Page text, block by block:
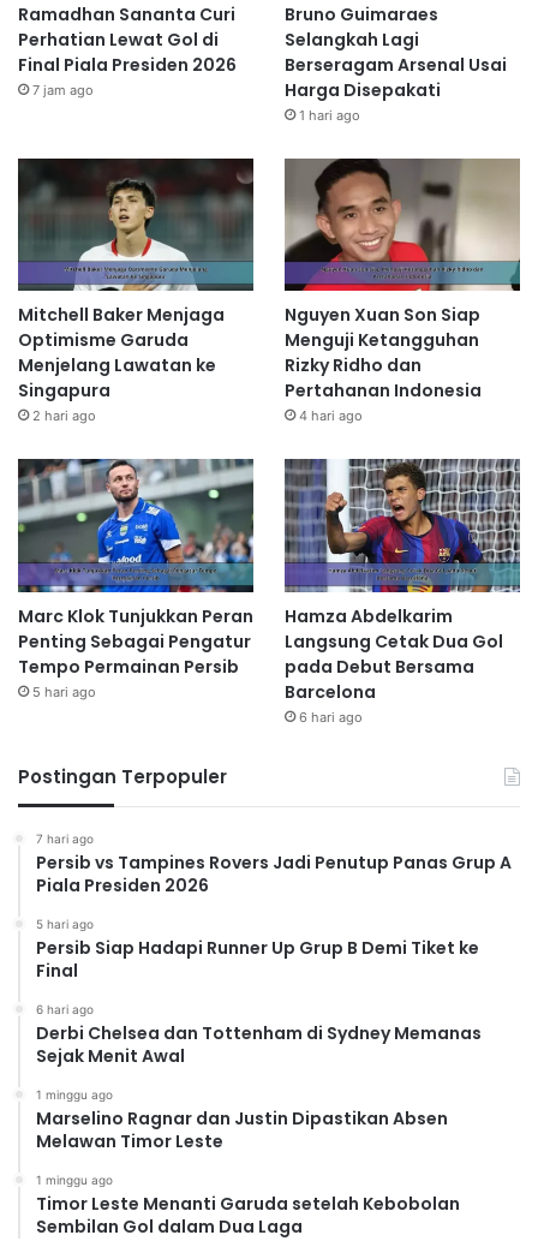
Ramadhan Sananta Curi
Perhatian Lewat Gol di
Final Piala Presiden 2026
7 jam ago
Bruno Guimaraes
Selangkah Lagi
Berseragam Arsenal Usai
Harga Disepakati
1 hari ago
Mitchell Baker Menjaga
Optimisme Garuda
Menjelang Lawatan ke
Singapura
2 hari ago
Nguyen Xuan Son Siap
Menguji Ketangguhan
Rizky Ridho dan
Pertahanan Indonesia
4 hari ago
Marc Klok Tunjukkan Peran
Penting Sebagai Pengatur
Tempo Permainan Persib
5 hari ago
Hamza Abdelkarim
Langsung Cetak Dua Gol
pada Debut Bersama
Barcelona
6 hari ago
Postingan Terpopuler
7 hari ago
Persib vs Tampines Rovers Jadi Penutup Panas Grup A
Piala Presiden 2026
5 hari ago
Persib Siap Hadapi Runner Up Grup B Demi Tiket ke
Final
6 hari ago
Derbi Chelsea dan Tottenham di Sydney Memanas
Sejak Menit Awal
1 minggu ago
Marselino Ragnar dan Justin Dipastikan Absen
Melawan Timor Leste
1 minggu ago
Timor Leste Menanti Garuda setelah Kebobolan
Sembilan Gol dalam Dua Laga